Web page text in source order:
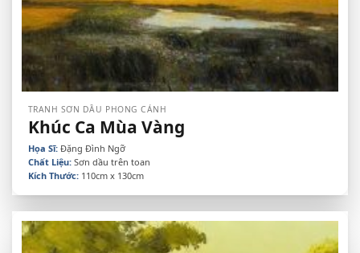
TRANH SƠN DẦU PHONG CẢNH
Khúc Ca Mùa Vàng
Họa Sĩ:Đặng Đình Ngỡ
Chất Liệu:Sơn dầu trên toan
Kích Thước:110cm x 130cm